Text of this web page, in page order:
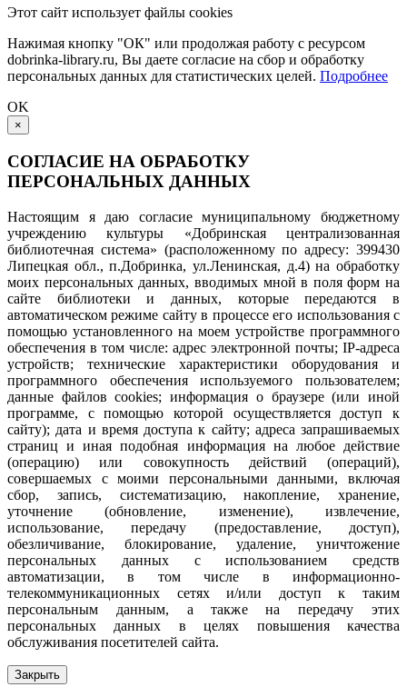
Этот сайт использует файлы cookies
Нажимая кнопку "ОК" или продолжая работу с ресурсом
dobrinka-library.ru, Вы даете согласие на сбор и обработку
персональных данных для статистических целей. Подробнее
OK
×
СОГЛАСИЕ НА ОБРАБОТКУ
ПЕРСОНАЛЬНЫХ ДАННЫХ
Настоящим я даю согласие муниципальному бюджетному
учреждению культуры «Добринская централизованная
библиотечная система» (расположенному по адресу: 399430
Липецкая обл., п.Добринка, ул.Ленинская, д.4) на обработку
моих персональных данных, вводимых мной в поля форм на
сайте библиотеки и данных, которые передаются в
автоматическом режиме сайту в процессе его использования с
помощью установленного на моем устройстве программного
обеспечения в том числе: адрес электронной почты; IP-адреса
устройств; технические характеристики оборудования и
программного обеспечения используемого пользователем;
данные файлов cookies; информация о браузере (или иной
программе, с помощью которой осуществляется доступ к
сайту); дата и время доступа к сайту; адреса запрашиваемых
страниц и иная подобная информация на любое действие
(операцию) или совокупность действий (операций),
совершаемых с моими персональными данными, включая
сбор, запись, систематизацию, накопление, хранение,
уточнение (обновление, изменение), извлечение,
использование, передачу (предоставление, доступ),
обезличивание, блокирование, удаление, уничтожение
персональных данных с использованием средств
автоматизации, в том числе в информационно-
телекоммуникационных сетях и/или доступ к таким
персональным данным, а также на передачу этих
персональных данных в целях повышения качества
обслуживания посетителей сайта.
Закрыть